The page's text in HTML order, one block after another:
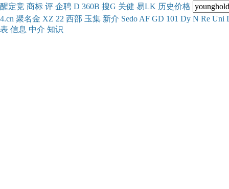
醒定竞 商标 评 企聘 D 360B 搜G 关健 易LK 历史价格
4.cn 聚名金 XZ 22 西部 玉集 新介 Sedo AF GD 101 Dy N Re Uni
表 信息 中介 知识